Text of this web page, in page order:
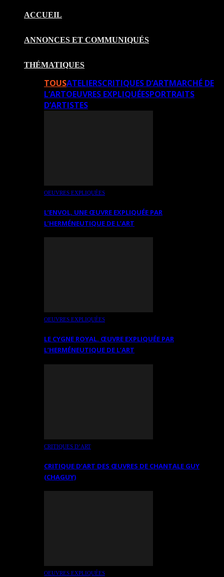
ACCUEIL
ANNONCES ET COMMUNIQUÉS
THÉMATIQUES
TOUSATELIERSCRITIQUES D’ARTMARCHÉ DE
L’ARTOEUVRES EXPLIQUÉESPORTRAITS
D’ARTISTES
OEUVRES EXPLIQUÉES
L’ENVOL, UNE ŒUVRE EXPLIQUÉE PAR
L’HERMÉNEUTIQUE DE L’ART
OEUVRES EXPLIQUÉES
LE CYGNE ROYAL. ŒUVRE EXPLIQUÉE PAR
L’HERMÉNEUTIQUE DE L’ART
CRITIQUES D’ART
CRITIQUE D’ART DES ŒUVRES DE CHANTALE GUY
(CHAGUY)
OEUVRES EXPLIQUÉES